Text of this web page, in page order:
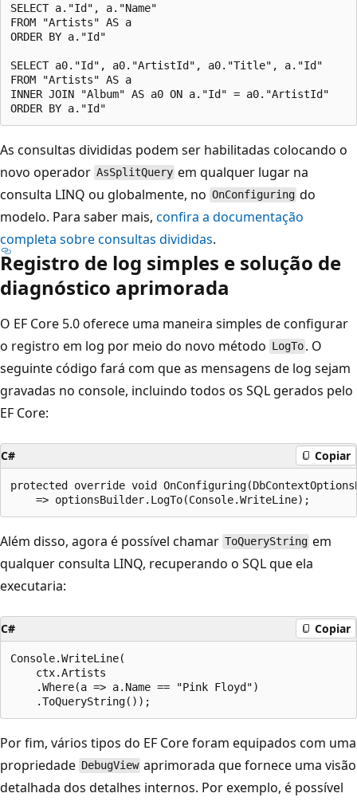
SELECT a."Id", a."Name"
FROM "Artists" AS a
ORDER BY a."Id"
SELECT a0."Id", a0."ArtistId", a0."Title", a."Id"
FROM "Artists" AS a
INNER JOIN "Album" AS a0 ON a."Id" = a0."ArtistId"
As consultas divididas podem ser habilitadas colocando o
novo operador AsSplitQuery em qualquer lugar na
consulta LINQ ou globalmente, no OnConfiguring do
modelo. Para saber mais, confira a documentação
completa sobre consultas divididas.
Registro de log simples e solução de
diagnóstico aprimorada
O EF Core 5.0 oferece uma maneira simples de configurar
o registro em log por meio do novo método LogTo . O
seguinte código fará com que as mensagens de log sejam
gravadas no console, incluindo todos os SQL gerados pelo
EF Core:
C# Copiar
protected override void
Além disso, agora é possível chamar ToQueryString em
qualquer consulta LINQ, recuperando o SQL que ela
executaria:
C# Copiar
Console.WriteLine(
    ctx.Artists
    .Where(a => a.Name == "Pink Floyd")
Por fim, vários tipos do EF Core foram equipados com uma
propriedade DebugView aprimorada que fornece uma visão
detalhada dos detalhes internos. Por exemplo, é possível